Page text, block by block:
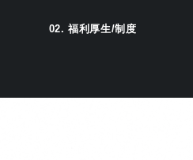
02. 福利厚生/制度